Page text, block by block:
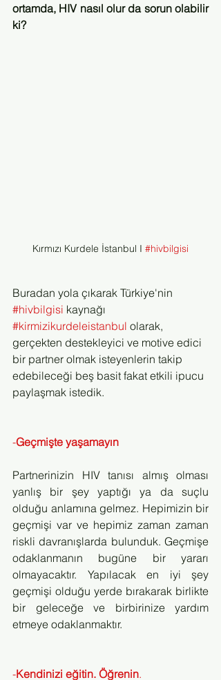
ortamda, HIV nasıl olur da sorun olabilir
ki?
Kırmızı Kurdele İstanbul I #hivbilgisi
Buradan yola çıkarak Türkiye'nin
#hivbilgisi kaynağı
#kirmizikurdeleistanbul olarak,
gerçekten destekleyici ve motive edici
bir partner olmak isteyenlerin takip
edebileceği beş basit fakat etkili ipucu
paylaşmak istedik.
-Geçmişte yaşamayın
Partnerinizin HIV tanısı almış olması
yanlış bir şey yaptığı ya da suçlu
olduğu anlamına gelmez. Hepimizin bir
geçmişi var ve hepimiz zaman zaman
riskli davranışlarda bulunduk. Geçmişe
odaklanmanın bugüne bir yararı
olmayacaktır. Yapılacak en iyi şey
geçmişi olduğu yerde bırakarak birlikte
bir geleceğe ve birbirinize yardım
etmeye odaklanmaktır.
-Kendinizi eğitin. Öğrenin.